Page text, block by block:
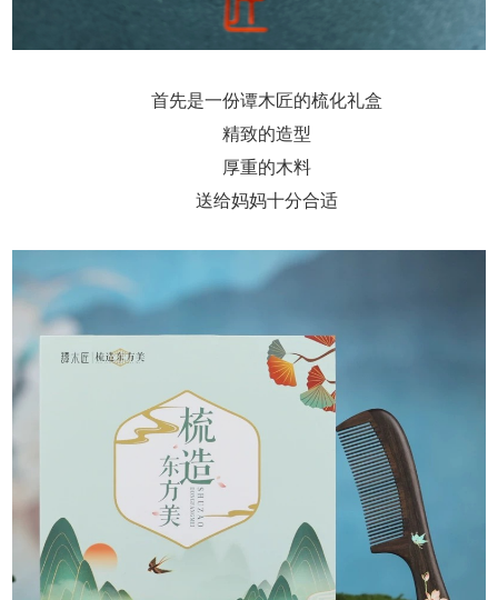
首先是一份谭木匠的梳化礼盒
精致的造型
厚重的木料
送给妈妈十分合适